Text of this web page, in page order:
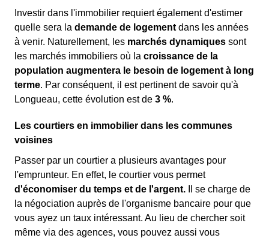
Investir dans l'immobilier requiert également d'estimer
quelle sera la demande de logement dans les années
à venir. Naturellement, les marchés dynamiques sont
les marchés immobiliers où la croissance de la
population augmentera le besoin de logement à long
terme. Par conséquent, il est pertinent de savoir qu'à
Longueau, cette évolution est de 3 %.
Les courtiers en immobilier dans les communes
voisines
Passer par un courtier a plusieurs avantages pour
l'emprunteur. En effet, le courtier vous permet
d'économiser du temps et de l'argent.
Il se charge de
la négociation auprès de l'organisme bancaire pour que
vous ayez un taux intéressant. Au lieu de chercher soit
même via des agences, vous pouvez aussi vous